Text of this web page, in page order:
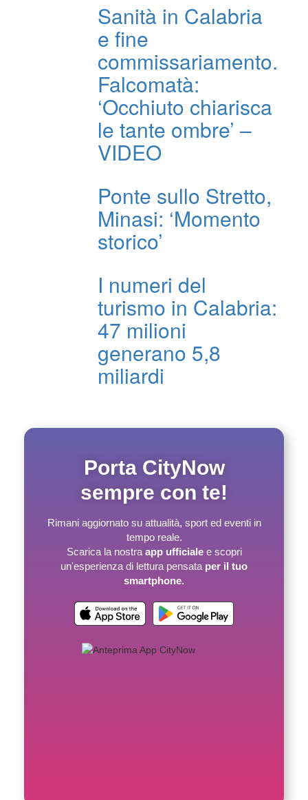
Sanità in Calabria
e fine
commissariamento.
Falcomatà:
‘Occhiuto chiarisca
le tante ombre’ –
VIDEO
Ponte sullo Stretto,
Minasi: ‘Momento
storico’
I numeri del
turismo in Calabria:
47 milioni
generano 5,8
miliardi
Porta CityNow
sempre con te!
Rimani aggiornato su attualità, sport ed eventi in
tempo reale.
Scarica la nostra app ufficialee scopri
un'esperienza di lettura pensata per il tuo
smartphone.